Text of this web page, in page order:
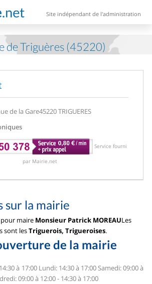
Site indépendant de l'administration
de Triguères (45220)
de la Gare45220 TRIGUERES
Service fourni
par Mairie.net
sur la mairie
pour maire Monsieur Patrick MOREAULes
sont lesTriguerois, Trigueroises.
de la mairie
à 17:00Lundi: 14:30 à 17:00Samedi: 09:00 à
09:00 à 12:00 - 14:30 à 17:00